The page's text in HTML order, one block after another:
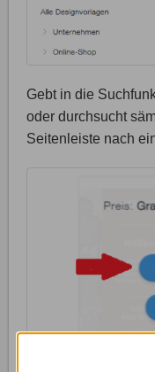
Gebt in die
oder durchsucht
Seitenleiste nach